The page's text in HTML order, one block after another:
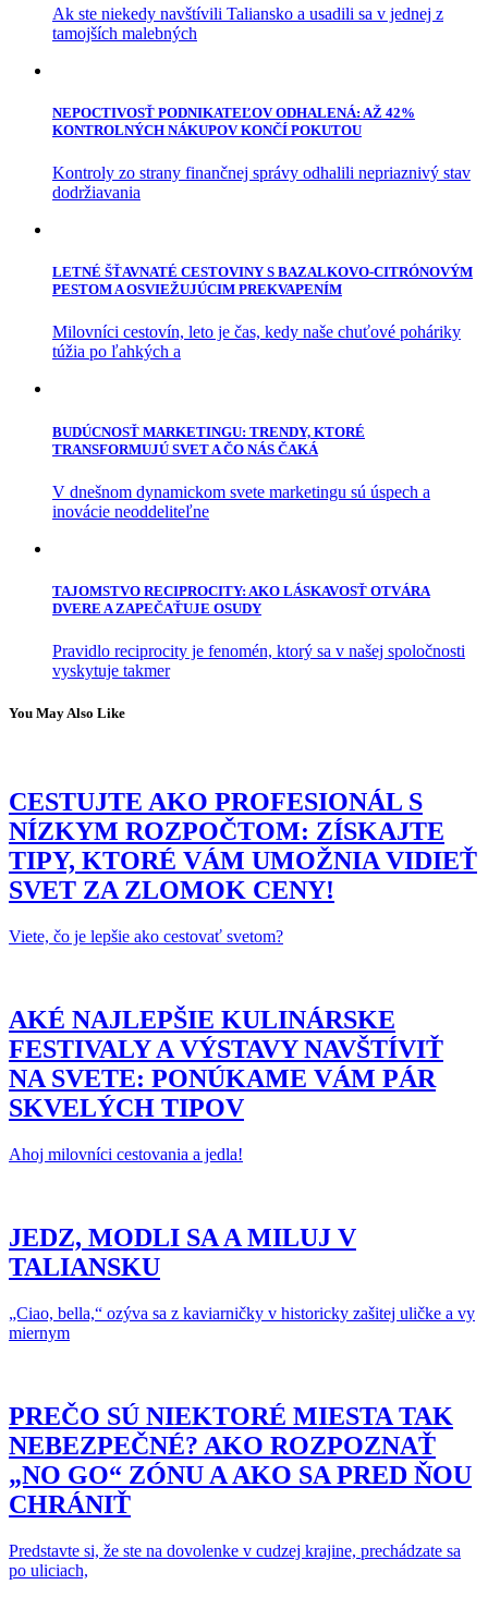
Ak ste niekedy navštívili Taliansko a usadili sa v jednej z
tamojších malebných
NEPOCTIVOSŤ PODNIKATEĽOV ODHALENÁ: AŽ 42%
KONTROLNÝCH NÁKUPOV KONČÍ POKUTOU
Kontroly zo strany finančnej správy odhalili nepriaznivý stav
dodržiavania
LETNÉ ŠŤAVNATÉ CESTOVINY S BAZALKOVO-CITRÓNOVÝM
PESTOM A OSVIEŽUJÚCIM PREKVAPENÍM
Milovníci cestovín, leto je čas, kedy naše chuťové poháriky
túžia po ľahkých a
BUDÚCNOSŤ MARKETINGU: TRENDY, KTORÉ
TRANSFORMUJÚ SVET A ČO NÁS ČAKÁ
V dnešnom dynamickom svete marketingu sú úspech a
inovácie neoddeliteľne
TAJOMSTVO RECIPROCITY: AKO LÁSKAVOSŤ OTVÁRA
DVERE A ZAPEČAŤUJE OSUDY
Pravidlo reciprocity je fenomén, ktorý sa v našej spoločnosti
vyskytuje takmer
You May Also Like
CESTUJTE AKO PROFESIONÁL S
NÍZKYM ROZPOČTOM: ZÍSKAJTE
TIPY, KTORÉ VÁM UMOŽNIA VIDIEŤ
SVET ZA ZLOMOK CENY!
Viete, čo je lepšie ako cestovať svetom?
AKÉ NAJLEPŠIE KULINÁRSKE
FESTIVALY A VÝSTAVY NAVŠTÍVIŤ
NA SVETE: PONÚKAME VÁM PÁR
SKVELÝCH TIPOV
Ahoj milovníci cestovania a jedla!
JEDZ, MODLI SA A MILUJ V
TALIANSKU
„Ciao, bella,“ ozýva sa z kaviarničky v historicky zašitej uličke a vy
miernym
PREČO SÚ NIEKTORÉ MIESTA TAK
NEBEZPEČNÉ? AKO ROZPOZNAŤ
„NO GO“ ZÓNU A AKO SA PRED ŇOU
CHRÁNIŤ
Predstavte si, že ste na dovolenke v cudzej krajine, prechádzate sa
po uliciach,